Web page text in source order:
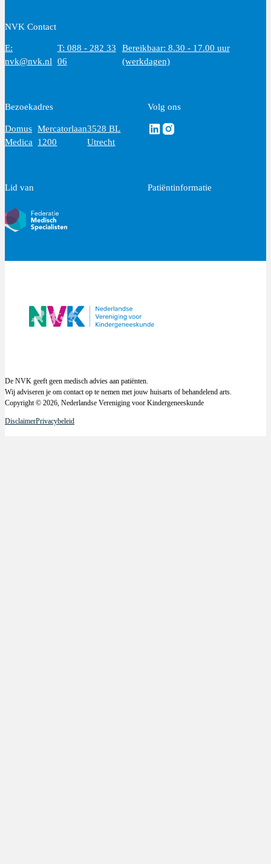
NVK Contact
E:
nvk@nvk.nl
T: 088 - 282 33
06
Bereikbaar: 8.30 - 17.00 uur
(werkdagen)
Bezoekadres
Domus
Medica
Mercatorlaan
1200
3528 BL
Utrecht
Volg ons
Volg ons via Linkedin
Volg ons via Instagram
Lid van Patiëntinformatie
De NVK geeft geen medisch advies aan patiënten.
Wij adviseren je om contact op te nemen met jouw huisarts of behandelend arts.
Copyright © 2026, Nederlandse Vereniging voor Kindergeneeskunde
DisclaimerPrivacybeleid